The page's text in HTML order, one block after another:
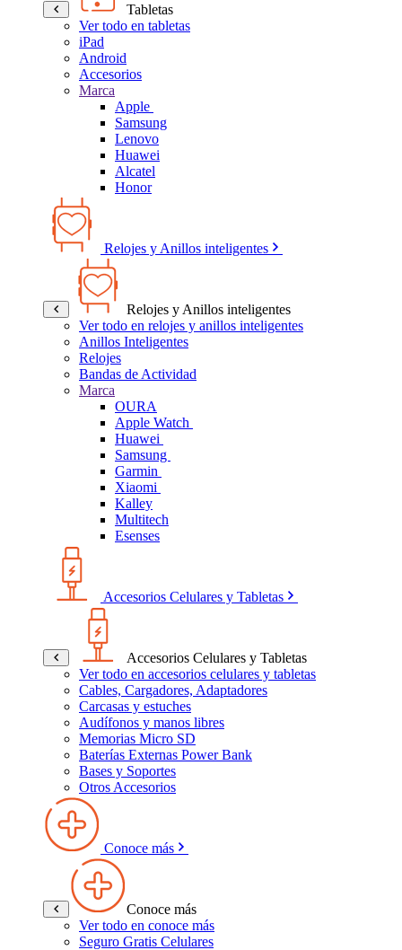
Tabletas
Ver todo en tabletas
iPad
Android
Accesorios
Marca
Apple
Samsung
Lenovo
Huawei
Alcatel
Honor
Relojes y Anillos inteligentes
Relojes y Anillos inteligentes
Ver todo en relojes y anillos inteligentes
Anillos Inteligentes
Relojes
Bandas de Actividad
Marca
OURA
Apple Watch
Huawei
Samsung
Garmin
Xiaomi
Kalley
Multitech
Esenses
Accesorios Celulares y Tabletas
Accesorios Celulares y Tabletas
Ver todo en accesorios celulares y tabletas
Cables, Cargadores, Adaptadores
Carcasas y estuches
Audífonos y manos libres
Memorias Micro SD
Baterías Externas Power Bank
Bases y Soportes
Otros Accesorios
Conoce más
Conoce más
Ver todo en conoce más
Seguro Gratis Celulares